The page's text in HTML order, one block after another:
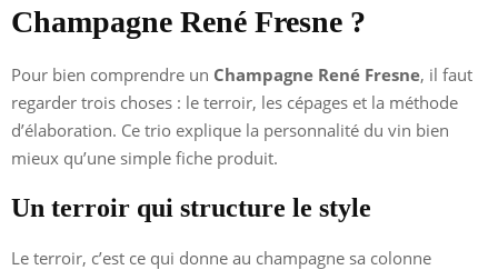
Champagne René Fresne ?
Pour bien comprendre un Champagne René Fresne, il faut
regarder trois choses : le terroir, les cépages et la méthode
d’élaboration. Ce trio explique la personnalité du vin bien
mieux qu’une simple fiche produit.
Un terroir qui structure le style
Le terroir, c’est ce qui donne au champagne sa colonne